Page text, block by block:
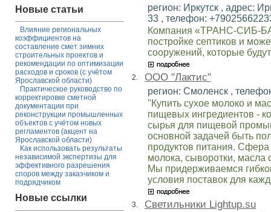
Новые статьи
Влияние региональных
коэффициентов на
составление смет зимних
строительных проектов и
рекомендации по оптимизации
расходов и сроков (с учётом
Ярославской области)
Практическое руководство по
корректировке сметной
документации при
реконструкции промышленных
объектов с учётом новых
регламентов (акцент на
Ярославской области)
Как использовать результаты
независимой экспертизы для
эффективного разрешения
споров между заказчиком и
подрядчиком
Новые ссылки
регион: Иркутск , адрес:
33 , телефон:
Компания «ТРАНС-СИБ-
постройке септиков и
сооружений, которые
2. ООО "Лактис"
регион: Смоленск ,
"Купить сухое молоко и
пищевых ингредиентов -
сырья для пищевой
основной задачей быть
продуктов питания.
молока, сыворотки, масла
Мы придерживаемся
условия поставок для
3. Светильники Lightup.su